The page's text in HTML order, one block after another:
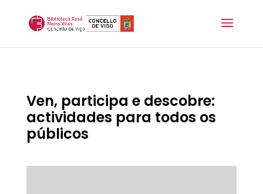
Ven, participa e descobre:
actividades para todos os
públicos